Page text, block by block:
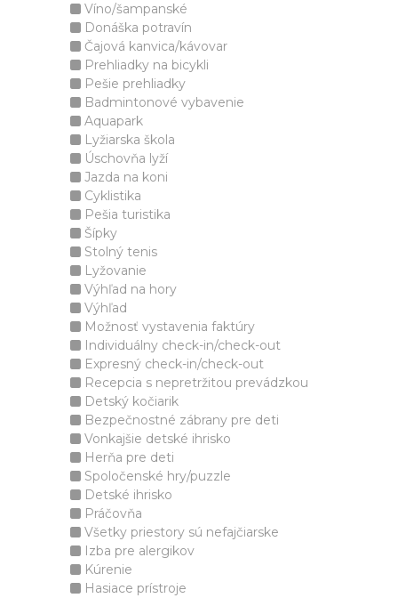
Víno/šampanské
Donáška potravín
Čajová kanvica/kávovar
Prehliadky na bicykli
Pešie prehliadky
Badmintonové vybavenie
Aquapark
Lyžiarska škola
Úschovňa lyží
Jazda na koni
Cyklistika
Pešia turistika
Šípky
Stolný tenis
Lyžovanie
Výhľad na hory
Výhľad
Možnosť vystavenia faktúry
Individuálny check-in/check-out
Expresný check-in/check-out
Recepcia s nepretržitou prevádzkou
Detský kočiarik
Bezpečnostné zábrany pre deti
Vonkajšie detské ihrisko
Herňa pre deti
Spoločenské hry/puzzle
Detské ihrisko
Práčovňa
Všetky priestory sú nefajčiarske
Izba pre alergikov
Kúrenie
Hasiace prístroje